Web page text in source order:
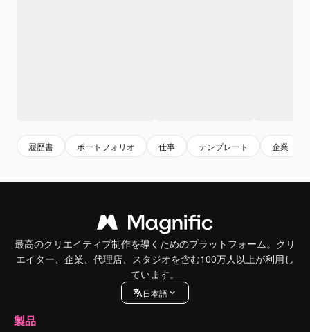
履歴書 ポートフォリオ 仕事 テンプレート 企業
最高のクリエイティブ制作を導くためのプラットフォーム。クリ
エイター、企業、代理店、スタジオを含む100万人以上が利用し
ています。
日本語
製品